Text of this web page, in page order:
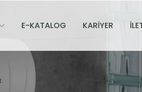
E-KATALOG KARİYER